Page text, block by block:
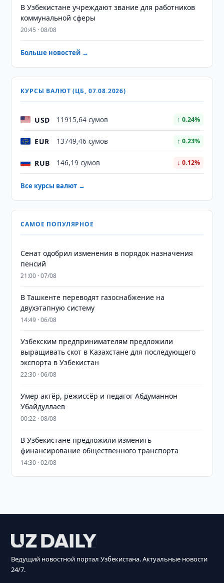
В Узбекистане учреждают звание для работников
коммунальной сферы
20:45 · 08/08
Больше новостей →
КУРСЫ ВАЛЮТ (ЦБ, 07.08.2026)
USD 11915,64 сумов ↑ 0.24%
EUR 13749,46 сумов ↑ 0.23%
RUB 146,19 сумов ↓ 0.12%
Все курсы валют →
САМОЕ ПОПУЛЯРНОЕ
Сенат одобрил изменения в порядок назначения
пенсий
21:00 · 07/08
В Ташкенте переводят газоснабжение на
двухэтапную систему
14:49 · 06/08
Узбекским предпринимателям предложили
выращивать скот в Казахстане для последующего
экспорта в Узбекистан
22:30 · 06/08
Умер актёр, режиссёр и педагог Абдуманнон
Убайдуллаев
00:22 · 08/08
В Узбекистане предложили изменить
финансирование общественного транспорта
14:30 · 02/08
Ведущий новостной портал Узбекистана. Актуальные новости
24/7.